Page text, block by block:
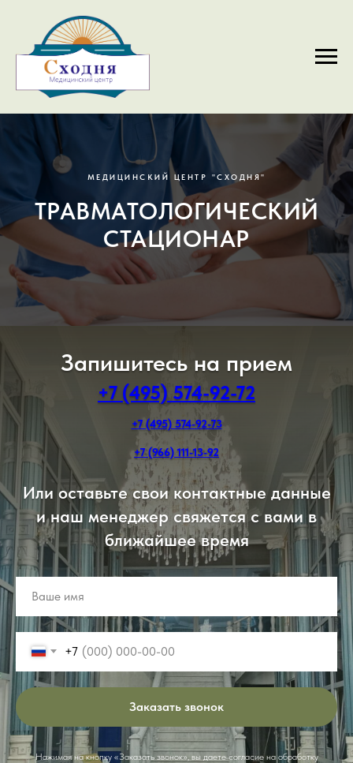
МЕДИЦИНСКИЙ ЦЕНТР "СХОДНЯ"
ТРАВМАТОЛОГИЧЕСКИЙ
СТАЦИОНАР
Запишитесь на прием
+7 (495) 574-92-72
+7 (495) 574-92-73
+7 (966) 111-13-92
Или оставьте свои контактные данные
и наш менеджер свяжется с вами в
ближайшее время
+7
Заказать звонок
Нажимая на кнопку «Заказать звонок», вы даете согласие на обработку